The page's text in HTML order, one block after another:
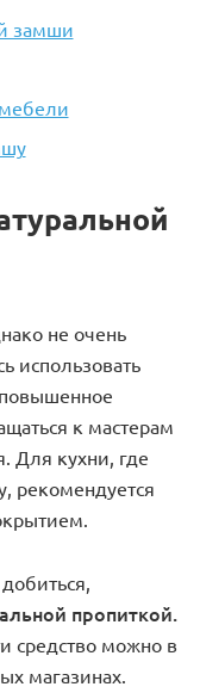
замши
не очень
использовать
к мастерам
Для кухни, где
рекомендуется
пропиткой.
средство можно в
магазинах.